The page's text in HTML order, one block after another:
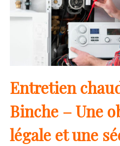
Entretien
Binche – Une
légale et une